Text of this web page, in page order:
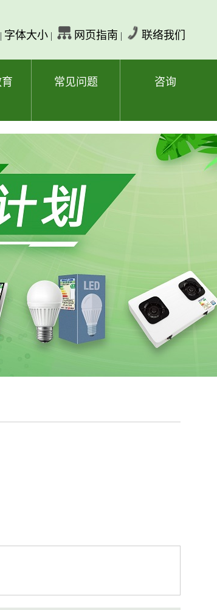
| 字体大小 | 网页指南 | 联络我们
常见问题 咨询